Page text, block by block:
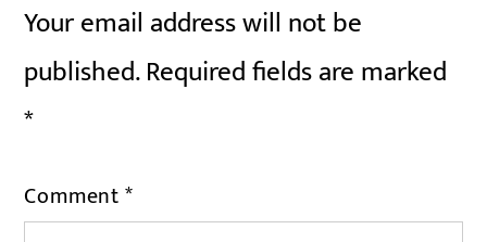
Your email address will not be
published.Required fields are marked
*
Comment*